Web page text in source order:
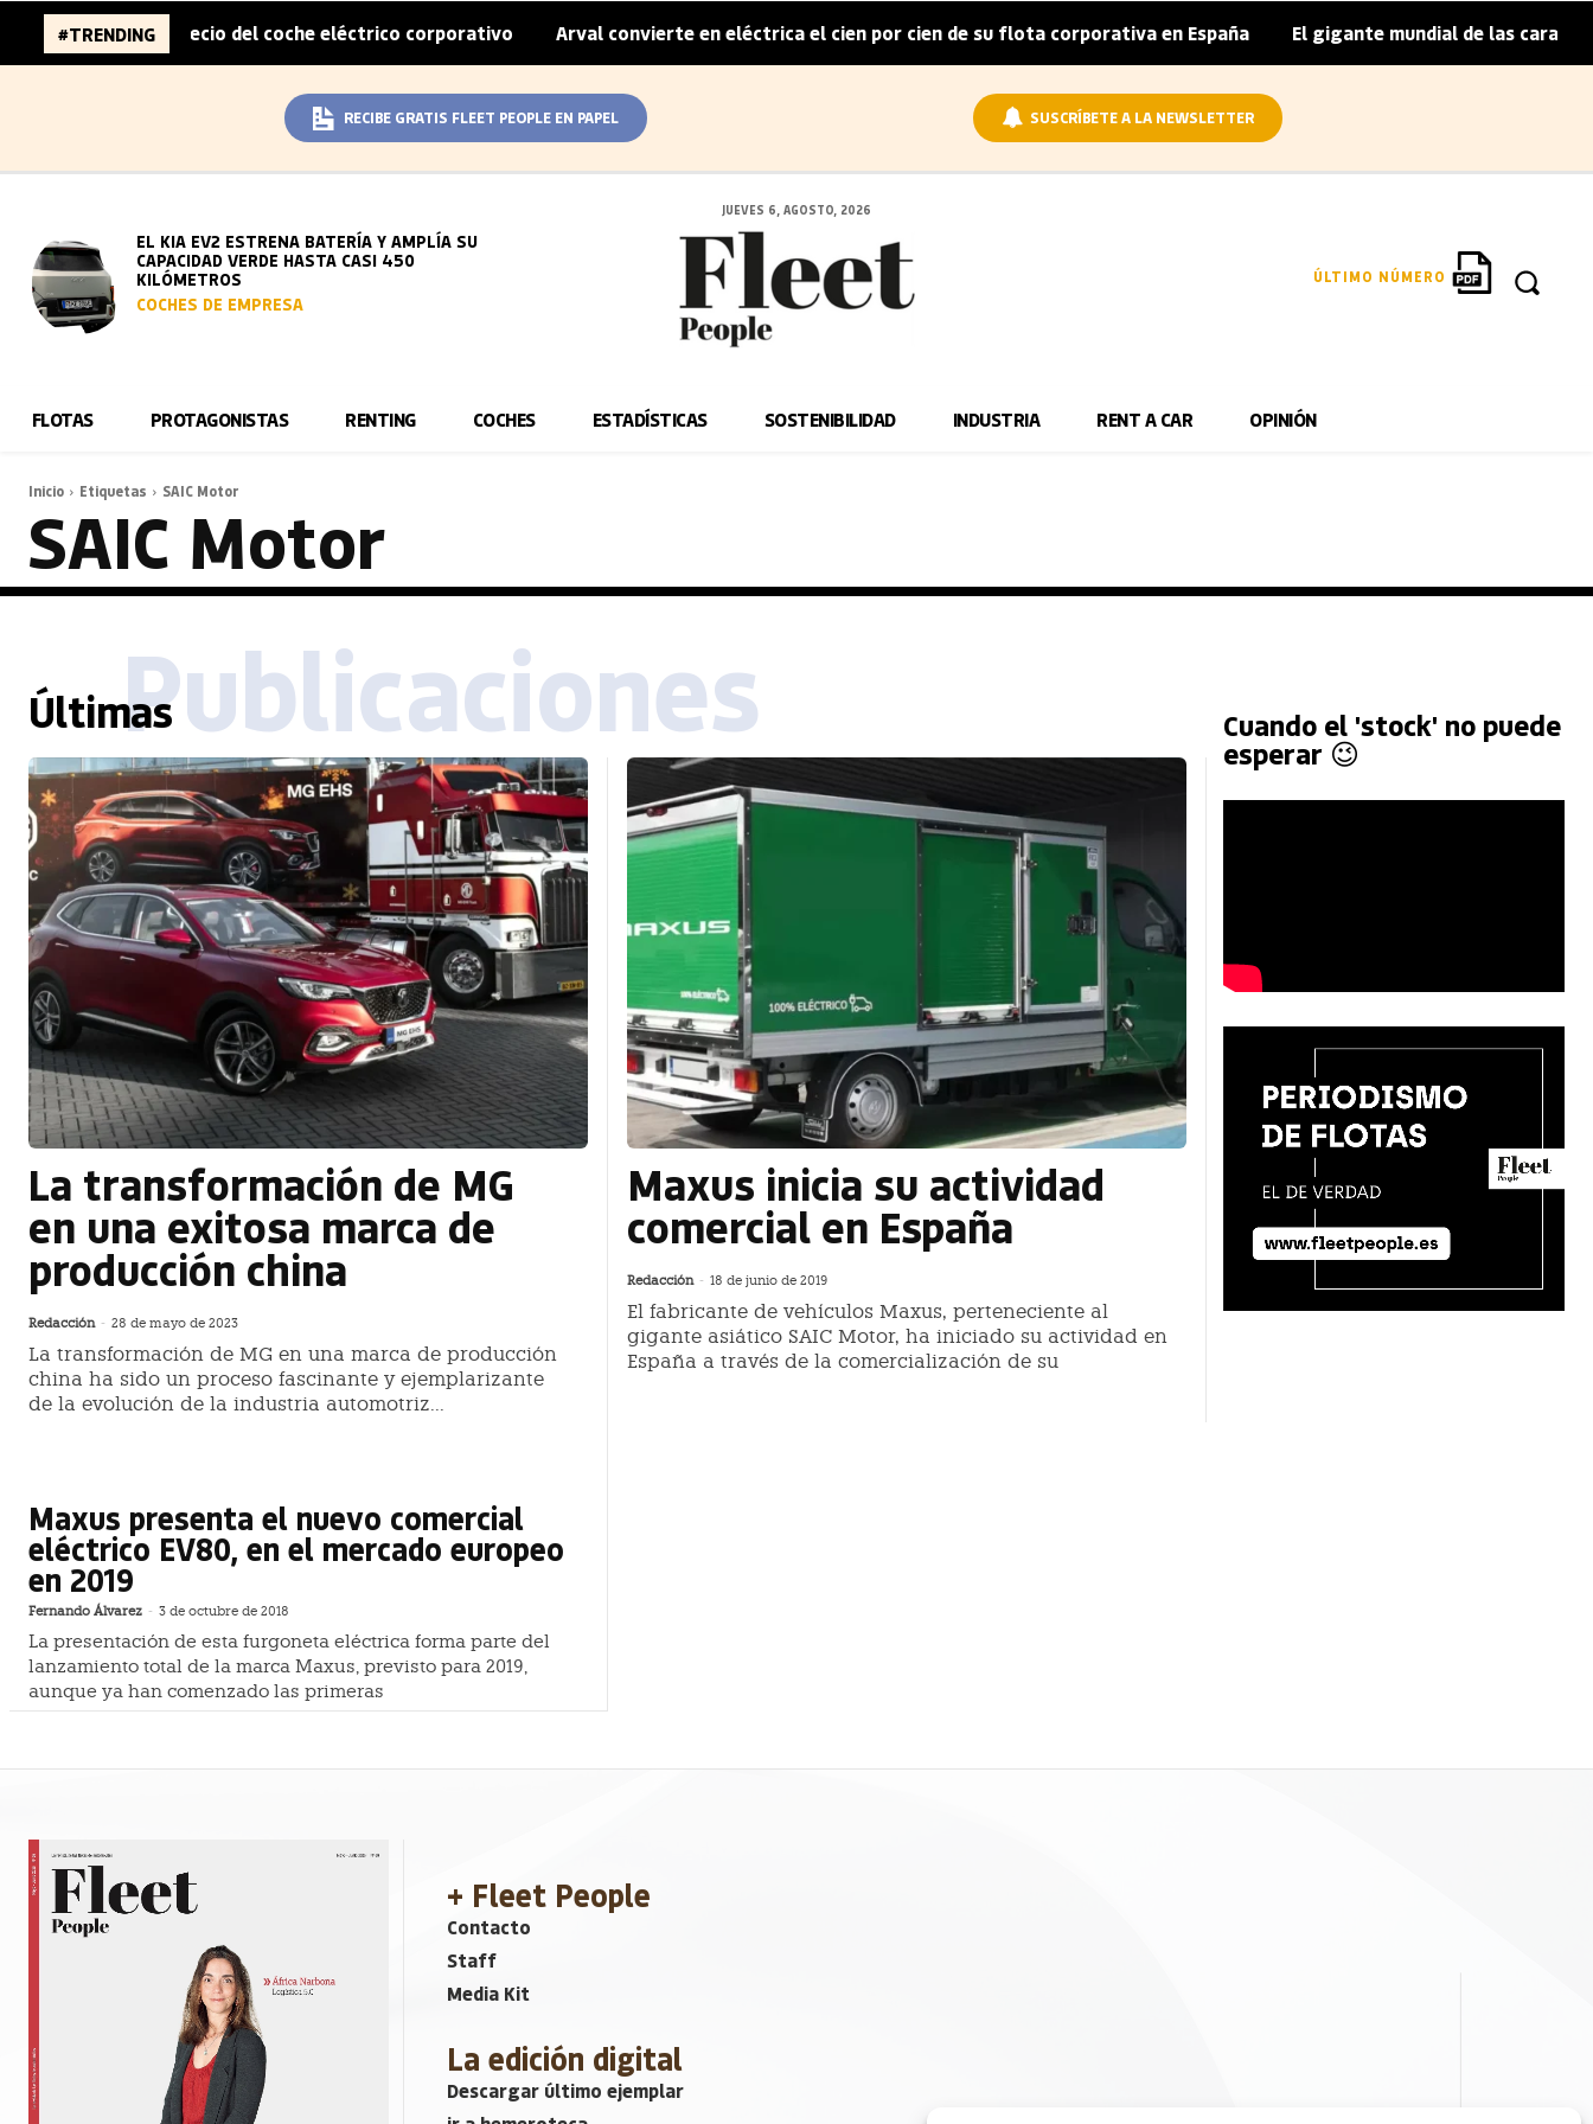
#TRENDING
del sobreprecio del coche eléctrico corporativo | Arval convierte en eléctrica el cien por cien de su flota corporativa en España | El gigante mundial de las
RECIBE GRATIS FLEET PEOPLE EN PAPEL SUSCRÍBETE A LA NEWSLETTER
EL KIA EV2 ESTRENA BATERÍA Y AMPLÍA SU
CAPACIDAD VERDE HASTA CASI 450
KILÓMETROS
COCHES DE EMPRESA
JUEVES 6, AGOSTO, 2026
ÚLTIMO NÚMERO
FLOTAS PROTAGONISTAS RENTING COCHES ESTADÍSTICAS SOSTENIBILIDAD INDUSTRIA RENT A CAR OPINIÓN
Inicio Etiquetas SAIC Motor
SAIC Motor
ÚltimasPublicaciones
La transformación de MG
en una exitosa marca de
producción china
Redacción - 28 de mayo de 2023
La transformación de MG en una marca de producción
china ha sido un proceso fascinante y ejemplarizante
de la evolución de la industria automotriz...
Maxus inicia su actividad
comercial en España
Redacción - 18 de junio de 2019
El fabricante de vehículos Maxus, perteneciente al
gigante asiático SAIC Motor, ha iniciado su actividad en
España a través de la comercialización de su
Maxus presenta el nuevo comercial
eléctrico EV80, en el mercado europeo
en 2019
Fernando Álvarez - 3 de octubre de 2018
La presentación de esta furgoneta eléctrica forma parte del
lanzamiento total de la marca Maxus, previsto para 2019,
aunque ya han comenzado las primeras
Cuando el 'stock' no puede
esperar 😉
+ Fleet People
Contacto
Staff
Media Kit
La edición digital
Descargar último ejemplar